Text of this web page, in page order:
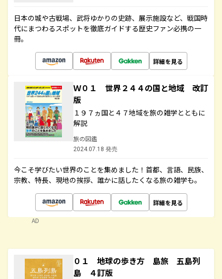
日本の城や古戦場、武将ゆかりの史跡、展示施設など、戦国時
代にまつわるスポットを徹底ガイドする歴史ファン必携の一
冊。
詳細を見る
Ｗ０１ 世界２４４の国と地域 改訂
版
１９７ヵ国と４７地域を旅の雑学とともに
解説
旅の図鑑
2024.07.18 発売
今こそ学びたい世界のことを集めました！首都、言語、民族、
宗教、特長、現地の挨拶、誰かに話したくなる旅の雑学も。
詳細を見る
AD
０１ 地球の歩き方 島旅 五島列
島 ４訂版